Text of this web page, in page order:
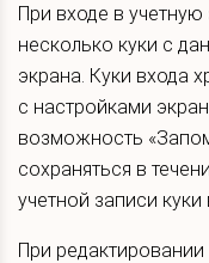
При входе в
несколько куки с
экрана. Куки входа
с настройками
возможность
сохраняться в
учетной записи
При редактировании